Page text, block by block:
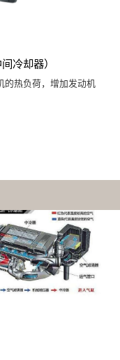
冷却器）
的热负荷，增加发动机